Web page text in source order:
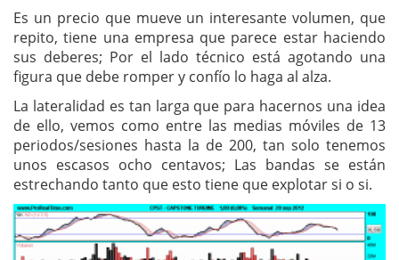
Es un precio que mueve un interesante volumen, que
repito, tiene una empresa que parece estar haciendo
sus deberes; Por el lado técnico está agotando una
figura que debe romper y confío lo haga al alza.
La lateralidad es tan larga que para hacernos una idea
de ello, vemos como entre las medias móviles de 13
periodos/sesiones hasta la de 200, tan solo tenemos
unos escasos ocho centavos; Las bandas se están
estrechando tanto que esto tiene que explotar si o si.